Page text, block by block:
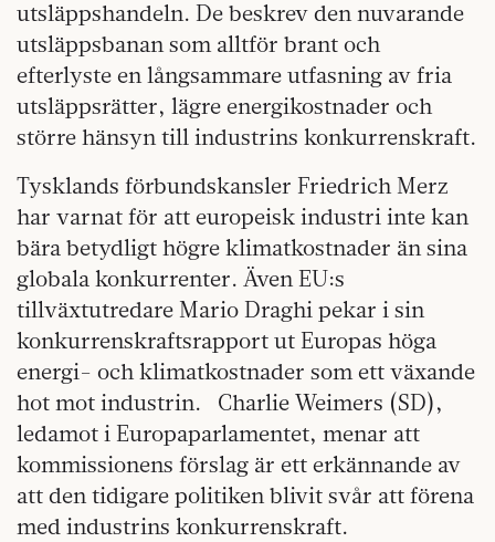
utsläppshandeln. De beskrev den nuvarande
utsläppsbanan som alltför brant och
efterlyste en långsammare utfasning av fria
utsläppsrätter, lägre energikostnader och
större hänsyn till industrins konkurrenskraft.
Tysklands förbundskansler Friedrich Merz
har varnat för att europeisk industri inte kan
bära betydligt högre klimatkostnader än sina
globala konkurrenter. Även EU:s
tillväxtutredare Mario Draghi pekar i sin
konkurrenskraftsrapport ut Europas höga
energi- och klimatkostnader som ett växande
hot mot industrin. Charlie Weimers (SD),
ledamot i Europaparlamentet, menar att
kommissionens förslag är ett erkännande av
att den tidigare politiken blivit svår att förena
med industrins konkurrenskraft.